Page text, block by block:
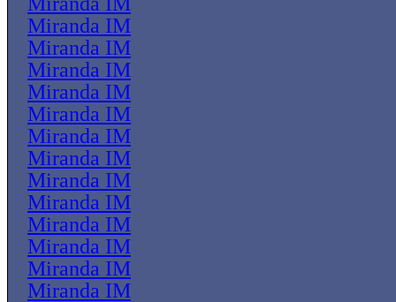
Miranda IM
Miranda IM
Miranda IM
Miranda IM
Miranda IM
Miranda IM
Miranda IM
Miranda IM
Miranda IM
Miranda IM
Miranda IM
Miranda IM
Miranda IM